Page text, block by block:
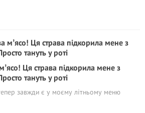
Ця страва підкорила мене з
тануть у роті
завжди є у моєму літньому меню